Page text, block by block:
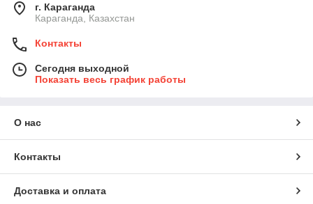
г. Караганда
Караганда, Казахстан
Контакты
Сегодня выходной
Показать весь график работы
О нас
Контакты
Доставка и оплата